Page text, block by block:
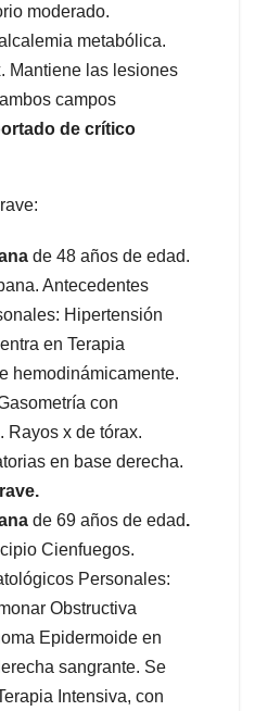
moderado.
metabólica.
Mantiene las lesiones
campos
de crítico
de 48 años de edad.
Antecedentes
Hipertensión
en Terapia
hemodinámicamente.
con
Rayos x de tórax.
en base derecha.
de 69 años de edad.
Cienfuegos.
Personales:
Obstructiva
Epidermoide en
sangrante. Se
Intensiva, con